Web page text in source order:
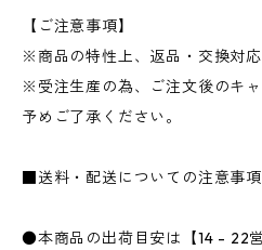
【ご注意事項】
※商品の特性上、返品・交換対応
※受注生産の為、ご注文後のキャ
予めご了承ください。
■送料・配送についての注意事項
●本商品の出荷目安は【14 - 22